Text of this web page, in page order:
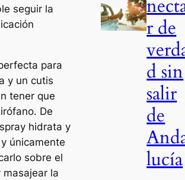
seguir la
para
y un cutis
tener que
De
hidrata y
únicamente
sobre el
la
r de
d sin
salir
de
lucía